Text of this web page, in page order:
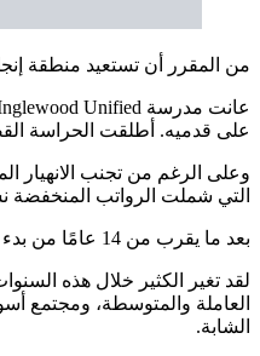
من المقرر أن تستعيد منطقة
على قدميه. أطلقت الحراسة
التي شملت الرواتب المنخفضة
بعد ما يقرب من 14 عامًا من بدء استيلاء الولاية على منطقة مدارس إنجليوود الموحدة، سيتم قريبًا إدارة منطقة مدارس إنجلوود الموحدة من قبل أعضاء مجلس إدارة منتخبين محليًا ومشرف من اختيارهم.
العاملة والمتوسطة، ومجتمع
الشابة.